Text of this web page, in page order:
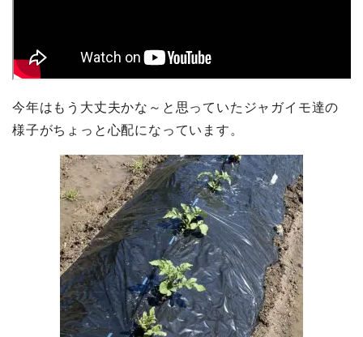
今年はもう大丈夫かな～と思っていたジャガイモ達の
様子がちょっと心配になっています。